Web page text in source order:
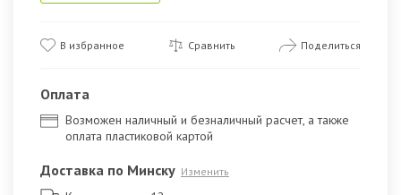
В избранное Сравнить Поделиться
Оплата
Возможен наличный и безналичный расчет, а также
оплата пластиковой картой
Доставка по Минску Изменить